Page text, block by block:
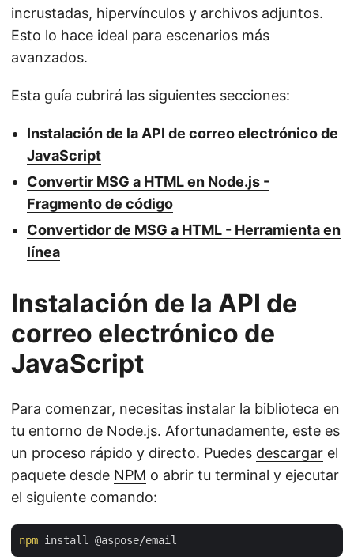
incrustadas, hipervínculos y archivos adjuntos.
Esto lo hace ideal para escenarios más
avanzados.
Esta guía cubrirá las siguientes secciones:
Instalación de la API de correo electrónico de
JavaScript
Convertir MSG a HTML en Node.js -
Fragmento de código
Convertidor de MSG a HTML - Herramienta en
línea
Instalación de la API de
correo electrónico de
JavaScript
Para comenzar, necesitas instalar la biblioteca en
tu entorno de Node.js. Afortunadamente, este es
un proceso rápido y directo. Puedes descargar el
paquete desde NPM o abrir tu terminal y ejecutar
el siguiente comando:
npm